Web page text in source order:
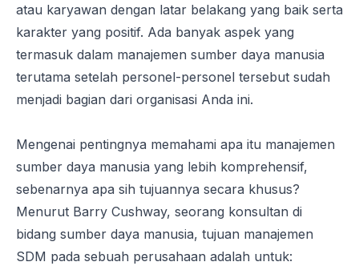
atau karyawan dengan latar belakang yang baik serta
karakter yang positif. Ada banyak aspek yang
termasuk dalam manajemen sumber daya manusia
terutama setelah personel-personel tersebut sudah
menjadi bagian dari organisasi Anda ini.
Mengenai pentingnya memahami apa itu manajemen
sumber daya manusia yang lebih komprehensif,
sebenarnya apa sih tujuannya secara khusus?
Menurut Barry Cushway, seorang konsultan di
bidang sumber daya manusia, tujuan manajemen
SDM pada sebuah perusahaan adalah untuk: